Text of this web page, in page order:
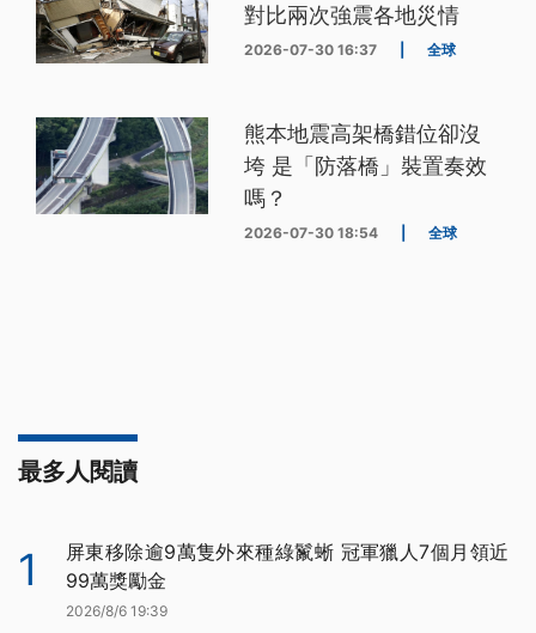
對比兩次強震各地災情
2026-07-30 16:37 全球
熊本地震高架橋錯位卻沒
垮 是「防落橋」裝置奏效
嗎？
2026-07-30 18:54 全球
最多人閱讀
1
屏東移除逾9萬隻外來種綠鬣蜥 冠軍獵人7個月領近
99萬獎勵金
2026/8/6 19:39